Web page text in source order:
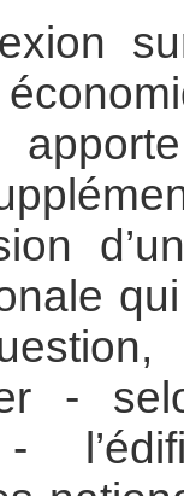
-